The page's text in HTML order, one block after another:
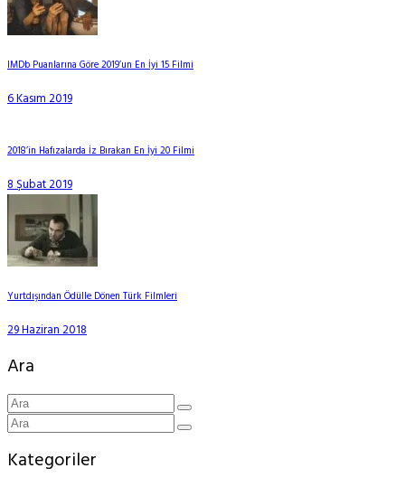
IMDb Puanlarına Göre 2019’un En İyi 15 Filmi
6 Kasım 2019
2018’in Hafızalarda İz Bırakan En İyi 20 Filmi
8 Şubat 2019
Yurtdışından Ödülle Dönen Türk Filmleri
29 Haziran 2018
Ara
Kategoriler